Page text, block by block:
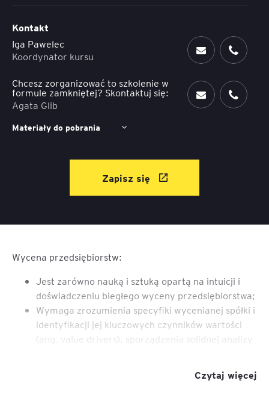
Wycena przedsiębiorstw:
Jest zarówno nauką i sztuką opartą na intuicji i
doświadczeniu biegłego wyceny przedsiębiorstwa;
Wymaga zrozumienia specyfiki wycenianej spółki i
identyfikacji jej kluczowych czynników wartości
(ang. value drivers), sporządzenia solidnej analizy
analiza branży, analiza konkurencyjna)
Czytaj więcej
Kontakt
Iga Pawelec
Koordynator kursu
Chcesz zorganizować to szkolenie w
formule zamkniętej? Skontaktuj się:
Agata Glib
Materiały do pobrania
Zapisz się